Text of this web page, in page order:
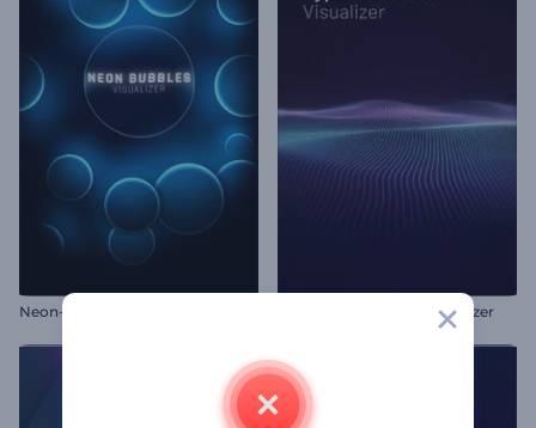
Neon-Blasen-Visualisierer Hypnotische Wellen Visualizer